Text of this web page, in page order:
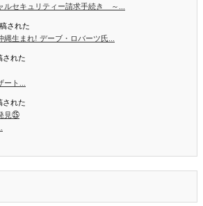
ルセキュリティー請求手続き ～...
された
縄生まれ! デーブ・ロバーツ氏...
された
ト...
された
見㉕